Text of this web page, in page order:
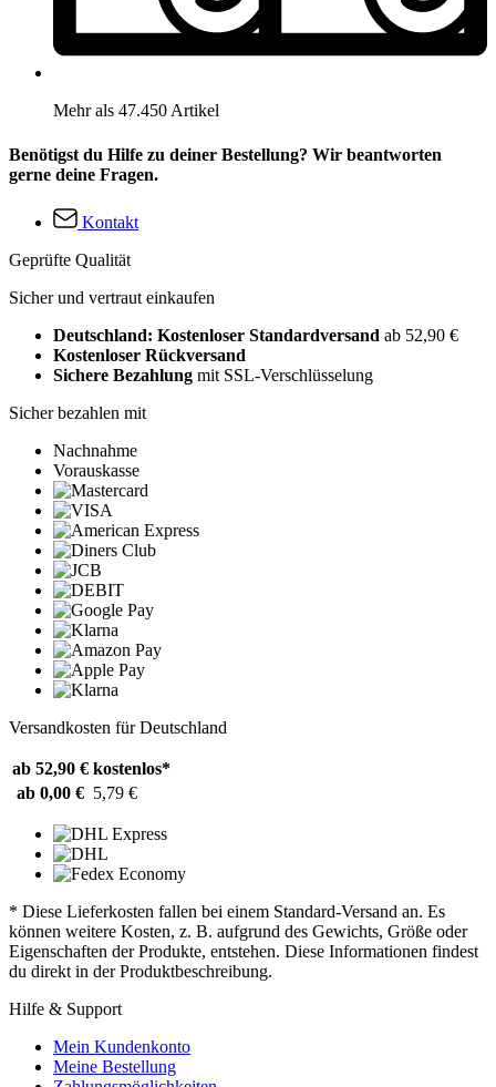
Mehr als 47.450 Artikel
Benötigst du Hilfe zu deiner Bestellung? Wir beantworten
gerne deine Fragen.
Kontakt
Geprüfte Qualität
Sicher und vertraut einkaufen
Deutschland: Kostenloser Standardversand ab 52,90 €
Kostenloser Rückversand
Sichere Bezahlung mit SSL-Verschlüsselung
Sicher bezahlen mit
Nachnahme
Vorauskasse
Versandkosten für Deutschland
ab 52,90 € kostenlos*
ab 0,00 € 5,79 €
* Diese Lieferkosten fallen bei einem Standard-Versand an. Es
können weitere Kosten, z. B. aufgrund des Gewichts, Größe oder
Eigenschaften der Produkte, entstehen. Diese Informationen findest
du direkt in der Produktbeschreibung.
Hilfe & Support
Mein Kundenkonto
Meine Bestellung